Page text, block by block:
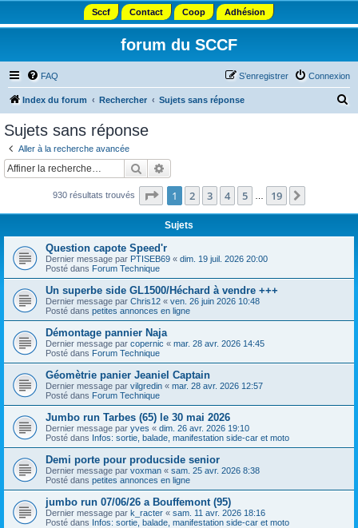
Sccf Contact Coop Adhésion
forum du SCCF
FAQ Connexion
S’enregistrer
Index du forum Rechercher Sujets sans réponse
c
Sujets sans réponse
Aller à la recherche avancée
Rechercher
930 résultats trouvés Page 1sur19
1 2 3 4 5 19
Sujets
Question capote Speed'r
Dernier message par PTISEB69 « dim. 19 juil. 2026 20:00
Posté dans Forum Technique
Un superbe side GL1500/Héchard à vendre +++
Dernier message par Chris12 « ven. 26 juin 2026 10:48
Posté dans petites annonces en ligne
Démontage pannier Naja
Dernier message par copernic « mar. 28 avr. 2026 14:45
Posté dans Forum Technique
Géomètrie panier Jeaniel Captain
Dernier message par vilgredin « mar. 28 avr. 2026 12:57
Posté dans Forum Technique
Jumbo run Tarbes (65) le 30 mai 2026
Dernier message par yves « dim. 26 avr. 2026 19:10
Posté dans Infos: sortie, balade, manifestation side-car et moto
Demi porte pour producside senior
Dernier message par voxman « sam. 25 avr. 2026 8:38
Posté dans petites annonces en ligne
jumbo run 07/06/26 a Bouffemont (95)
Dernier message par k_racter « sam. 11 avr. 2026 18:16
Posté dans Infos: sortie, balade, manifestation side-car et moto